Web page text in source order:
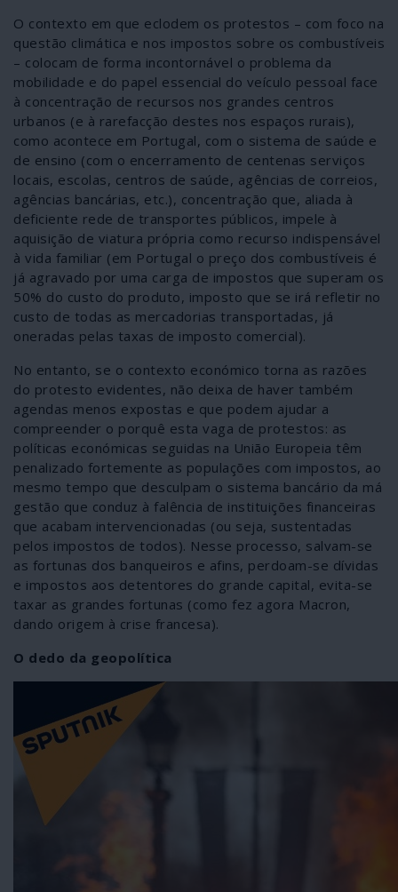
O contexto em que eclodem os protestos – com foco na
questão climática e nos impostos sobre os combustíveis
– colocam de forma incontornável o problema da
mobilidade e do papel essencial do veículo pessoal face
à concentração de recursos nos grandes centros
urbanos (e à rarefacção destes nos espaços rurais),
como acontece em Portugal, com o sistema de saúde e
de ensino (com o encerramento de centenas serviços
locais, escolas, centros de saúde, agências de correios,
agências bancárias, etc.), concentração que, aliada à
deficiente rede de transportes públicos, impele à
aquisição de viatura própria como recurso indispensável
à vida familiar (em Portugal o preço dos combustíveis é
já agravado por uma carga de impostos que superam os
50% do custo do produto, imposto que se irá refletir no
custo de todas as mercadorias transportadas, já
oneradas pelas taxas de imposto comercial).
No entanto, se o contexto económico torna as razões
do protesto evidentes, não deixa de haver também
agendas menos expostas e que podem ajudar a
compreender o porquê esta vaga de protestos: as
políticas económicas seguidas na União Europeia têm
penalizado fortemente as populações com impostos, ao
mesmo tempo que desculpam o sistema bancário da má
gestão que conduz à falência de instituições financeiras
que acabam intervencionadas (ou seja, sustentadas
pelos impostos de todos). Nesse processo, salvam-se
as fortunas dos banqueiros e afins, perdoam-se dívidas
e impostos aos detentores do grande capital, evita-se
taxar as grandes fortunas (como fez agora Macron,
dando origem à crise francesa).
O dedo da geopolítica